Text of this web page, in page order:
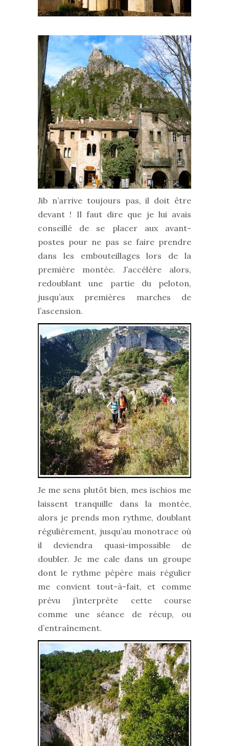
Jib n’arrive toujours pas, il doit être
devant ! Il faut dire que je lui avais
conseillé de se placer aux avant-
postes pour ne pas se faire prendre
dans les embouteillages lors de la
première montée. J’accélère alors,
redoublant une partie du peloton,
jusqu’aux premières marches de
l’ascension.
Je me sens plutôt bien, mes ischios me
laissent tranquille dans la montée,
alors je prends mon rythme, doublant
régulièrement, jusqu’au monotrace où
il deviendra quasi-impossible de
doubler. Je me cale dans un groupe
dont le rythme pépère mais régulier
me convient tout-à-fait, et comme
prévu j’interprète cette course
comme une séance de récup, ou
d’entraînement.